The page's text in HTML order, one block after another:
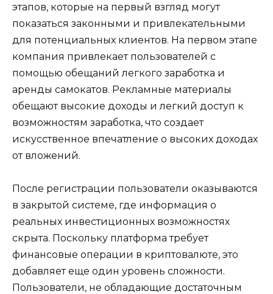
этапов, которые на первый взгляд могут
показаться законными и привлекательными
для потенциальных клиентов. На первом этапе
компания привлекает пользователей с
помощью обещаний легкого заработка и
аренды самокатов. Рекламные материалы
обещают высокие доходы и легкий доступ к
возможностям заработка, что создает
искусственное впечатление о высоких доходах
от вложений.
После регистрации пользователи оказываются
в закрытой системе, где информация о
реальных инвестиционных возможностях
скрыта. Поскольку платформа требует
финансовые операции в криптовалюте, это
добавляет еще один уровень сложности.
Пользователи, не обладающие достаточным